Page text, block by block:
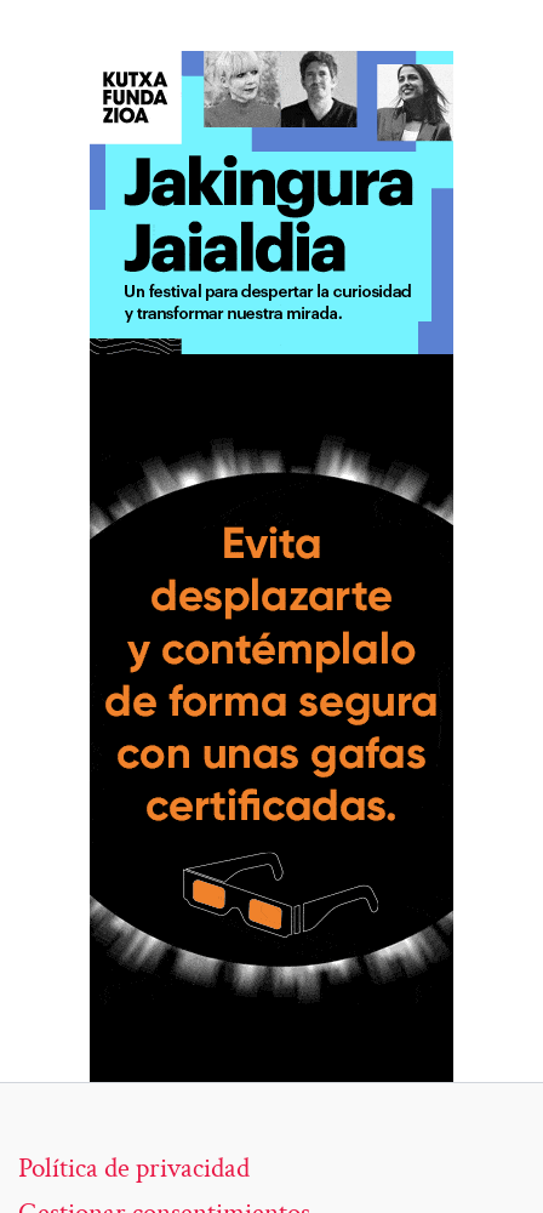
Política de privacidad